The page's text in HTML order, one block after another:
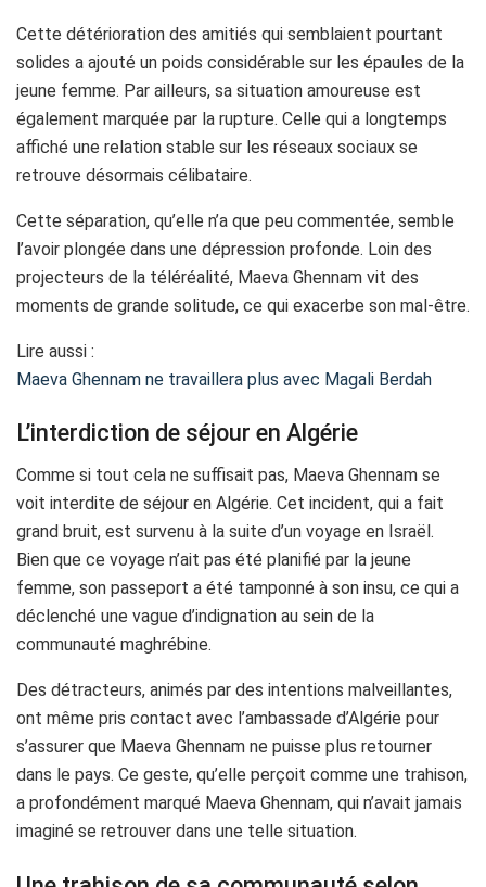
Cette détérioration des amitiés qui semblaient pourtant
solides a ajouté un poids considérable sur les épaules de la
jeune femme. Par ailleurs, sa situation amoureuse est
également marquée par la rupture. Celle qui a longtemps
affiché une relation stable sur les réseaux sociaux se
retrouve désormais célibataire.
Cette séparation, qu’elle n’a que peu commentée, semble
l’avoir plongée dans une dépression profonde. Loin des
projecteurs de la téléréalité, Maeva Ghennam vit des
moments de grande solitude, ce qui exacerbe son mal-être.
Lire aussi :
Maeva Ghennam ne travaillera plus avec Magali Berdah
L’interdiction de séjour en Algérie
Comme si tout cela ne suffisait pas, Maeva Ghennam se
voit interdite de séjour en Algérie. Cet incident, qui a fait
grand bruit, est survenu à la suite d’un voyage en Israël.
Bien que ce voyage n’ait pas été planifié par la jeune
femme, son passeport a été tamponné à son insu, ce qui a
déclenché une vague d’indignation au sein de la
communauté maghrébine.
Des détracteurs, animés par des intentions malveillantes,
ont même pris contact avec l’ambassade d’Algérie pour
s’assurer que Maeva Ghennam ne puisse plus retourner
dans le pays. Ce geste, qu’elle perçoit comme une trahison,
a profondément marqué Maeva Ghennam, qui n’avait jamais
imaginé se retrouver dans une telle situation.